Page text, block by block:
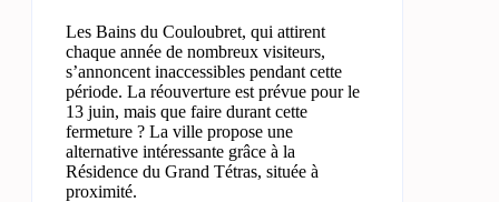
Les Bains du Couloubret, qui attirent
chaque année de nombreux visiteurs,
s’annoncent inaccessibles pendant cette
période. La réouverture est prévue pour le
13 juin, mais que faire durant cette
fermeture ? La ville propose une
alternative intéressante grâce à la
Résidence du Grand Tétras, située à
proximité.